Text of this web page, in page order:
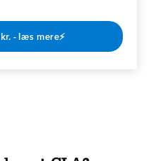
- læs mere⚡